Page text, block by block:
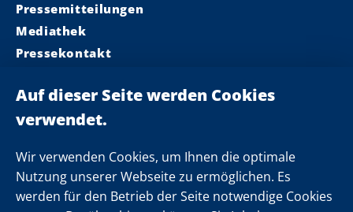
Wir verwenden Cookies, um Ihnen die optimale
Nutzung unserer Webseite zu ermöglichen. Es
werden für den Betrieb der Seite notwendige Cookies
Pressemitteilungen
Mediathek
Pressekontakt
Landeskabinett
Einsamkeit